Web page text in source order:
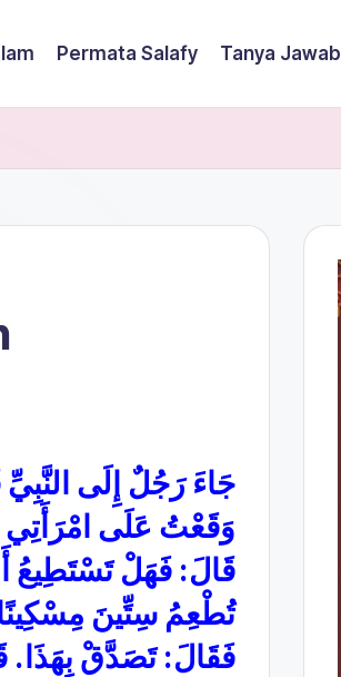
Permata Salafy Tanya Jawab
جَاءَ رَجُلٌ إِلَى النَّبِيِّ
وَقَعْتُ عَلَى امْرَأَتِي
قَالَ: فَهَلْ تَسْتَطِيعُ
تُطْعِمُ سِتِّينَ
فَقَالَ: تَصَدَّقْ بِهَذَا.